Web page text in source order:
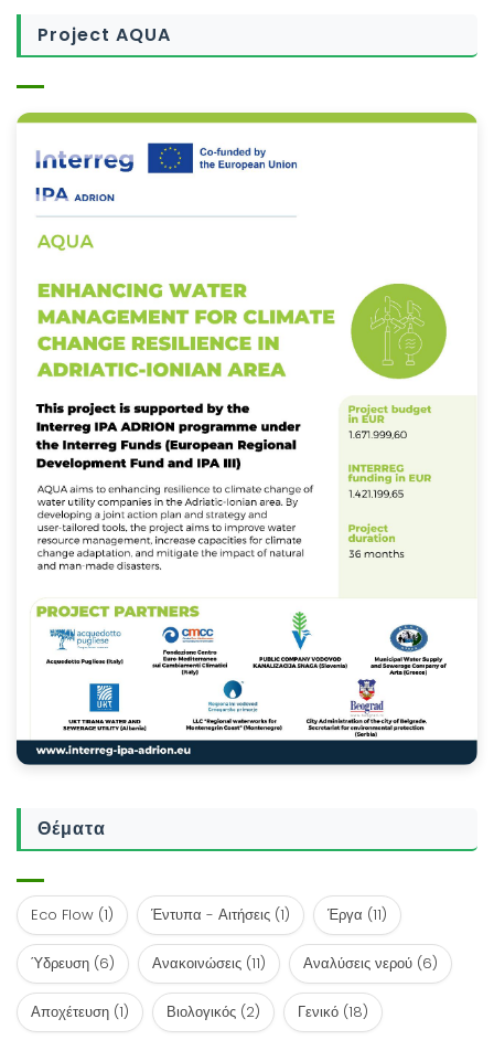
Project AQUA
Θέματα
Eco Flow (1) Έντυπα - Αιτήσεις (1) Έργα (11)
Ύδρευση (6) Ανακοινώσεις (11) Αναλύσεις νερού (6)
Αποχέτευση (1) Βιολογικός (2) Γενικό (18)